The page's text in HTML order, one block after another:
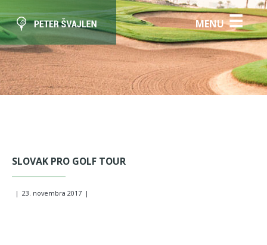
MENU☰
SLOVAK PRO GOLF TOUR
| 23. novembra 2017 |